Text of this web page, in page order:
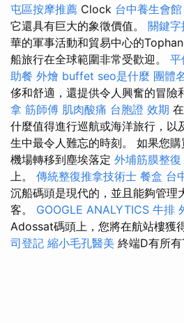
屯區按摩推薦 Clock 台中養生會館
它還具有巨大的象徵價值。 關鍵字
華的軍事活動和貿易中心的
船旅行在全球範圍非常受歡迎。 平
助餐 外燴 buffet seo是什麼 團體
侈和舒適，還提供令人興奮的冒險
拿 筋師傅 肌肉酸痛 台胞證 效期
什麼值得進行巡航或海洋旅行，以
生中最令人難忘的時刻。 如果您
機場轉移到塵埃落定 外埔筋膜整復
上。 傳統整復推拿技術士 餐盒 台
沉船碼頭是現代的，並且能夠管理
客。 GOOGLE ANALYTICS 牛排
Adossat碼頭上，您將在航站樓獲
司登記 縮小毛孔醫美 終端D有所有